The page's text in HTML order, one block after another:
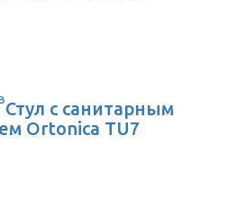
Стул с санитарным
Ortonica TU7